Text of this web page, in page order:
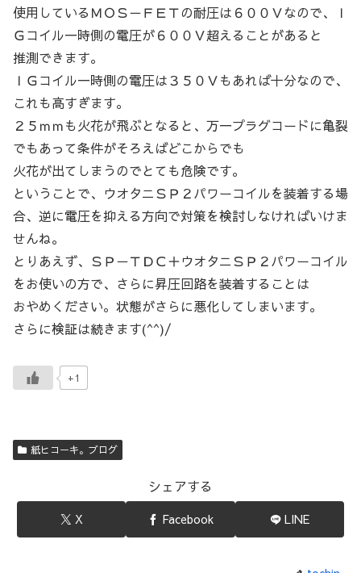
使用しているＭＯＳ－ＦＥＴの耐圧は６００Ｖなので、Ｉ
Ｇコイル一時側の電圧が６００Ｖ超えることがあると
推測できます。
ＩＧコイル一時側の電圧は３５０Ｖもあれば十分なので、
これも高すぎます。
２５ｍｍも火花が飛ぶとなると、万一プラグコードに亀裂
でもあって条件がそろえばどこからでも
火花が出てしまうのでとても危険です。
ということで、ウオタニＳＰ２パワーコイルを装着する場
合、逆に電圧を抑える方向で対策を検討しなければいけま
せんね。
とりあえず、ＳＰ－ＴＤＣ＋ウオタニＳＰ２パワーコイル
をお使いの方で、さらに昇圧回路を装着することは
おやめください。状態がさらに悪化してしまいます。
さらに検証は続きます(^^)/
+1
紙ヒコーキ。ブログ
シェアする
X Facebook LINE